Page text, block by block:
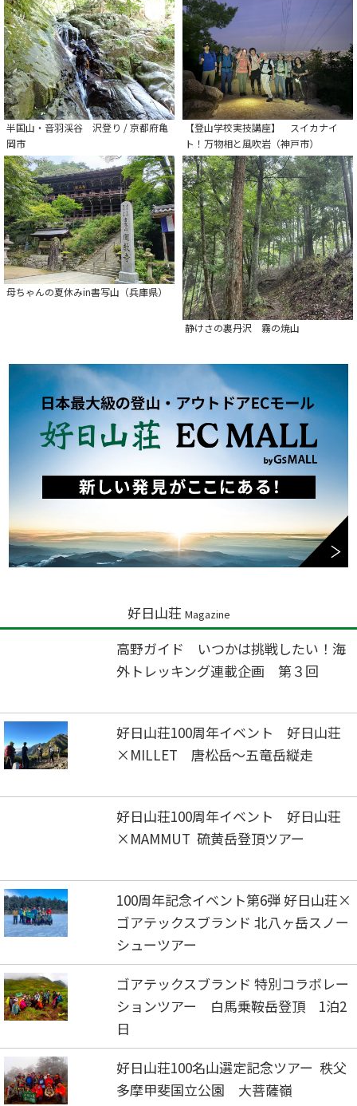
半国山・音羽渓谷 沢登り / 京都府亀
岡市
【登山学校実技講座】 スイカナイ
ト！万物相と風吹岩（神戸市）
母ちゃんの夏休みin書写山（兵庫県）
静けさの裏丹沢 霧の焼山
好日山荘 Magazine
高野ガイド いつかは挑戦したい！海
外トレッキング連載企画 第３回
好日山荘100周年イベント 好日山荘
×MILLET 唐松岳～五竜岳縦走
好日山荘100周年イベント 好日山荘
×MAMMUT 硫黄岳登頂ツアー
100周年記念イベント第6弾 好日山荘×
ゴアテックスブランド 北八ヶ岳スノー
シューツアー
ゴアテックスブランド 特別コラボレー
ションツアー 白馬乗鞍岳登頂 1泊2
日
好日山荘100名山選定記念ツアー 秩父
多摩甲斐国立公園 大菩薩嶺